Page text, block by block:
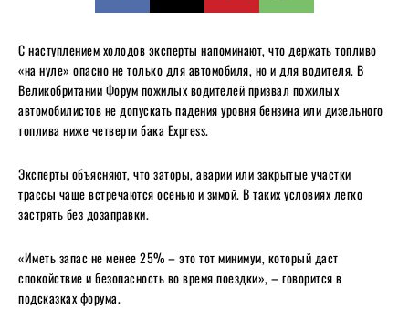
С наступлением холодов эксперты напоминают, что держать топливо
«на нуле» опасно не только для автомобиля, но и для водителя. В
Великобритании Форум пожилых водителей призвал пожилых
автомобилистов не допускать падения уровня бензина или дизельного
топлива ниже четверти бака Express.
Эксперты объясняют, что заторы, аварии или закрытые участки
трассы чаще встречаются осенью и зимой. В таких условиях легко
застрять без дозаправки.
«Иметь запас не менее 25% – это тот минимум, который даст
спокойствие и безопасность во время поездки», – говорится в
подсказках форума.